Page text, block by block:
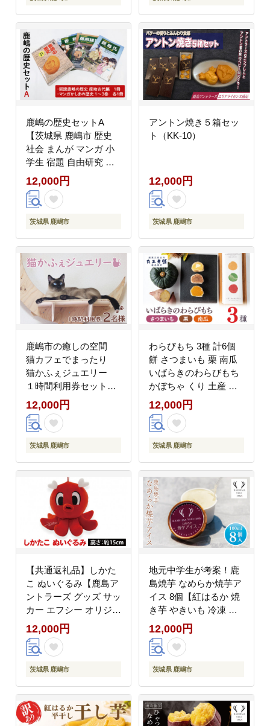
鹿嶋の歴史セットA
【茨城県 鹿嶋市 歴史
社会 まんが マンガ 小
学生 宿題 自由研究 学
び 本 セット】(KCA-1)
12,000円
茨城県 鹿嶋市
アントン焼き５箱セッ
ト（KK-10）
12,000円
茨城県 鹿嶋市
鹿嶋市の癒しの空間
猫カフェでまったり
猫かふぇジュエリー
１時間利用券セット
２名様 （KCS-2）
12,000円
茨城県 鹿嶋市
わらびもち 3種 計6個
餅 さつまいも 栗 南瓜
いばらきのわらびもち
かぼちゃ くり 土産 ギ
フト プレゼント 贈答
贈り物 誕生日 手土産
老舗 わらび餅 和菓子
こ 冷凍 デザート 美味
しい 人気 お取り寄せ
グルメ ふるさと納税 茨
城県 鹿嶋市
12,000円
茨城県 鹿嶋市
【共通返礼品】しかた
こ ぬいぐるみ【鹿島ア
ントラーズ グッズ サッ
カー エフシー オリジナ
ル グッズ ヌイグルミ
シカタコ マスコット 鹿
嶋市 茨城県】（KH-
12,000円
茨城県 鹿嶋市
地元中学生が考案！鹿
島焼芋 なめらか焼芋ア
イス 8個【紅はるか 焼
き芋 やきいも 冷凍 さ
つまいも やきいもアイ
ス アイス アイスクリー
ム 芋 お菓子 おやつ デ
茨城県】（KBK-32-1）
12,000円
茨城県 鹿嶋市